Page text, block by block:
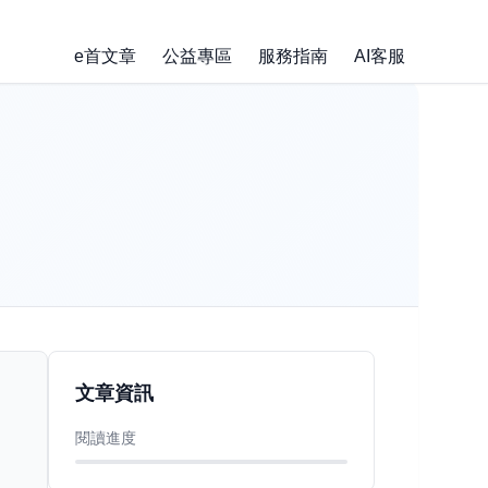
e首文章 公益專區 服務指南 AI客服
文章資訊
閱讀進度